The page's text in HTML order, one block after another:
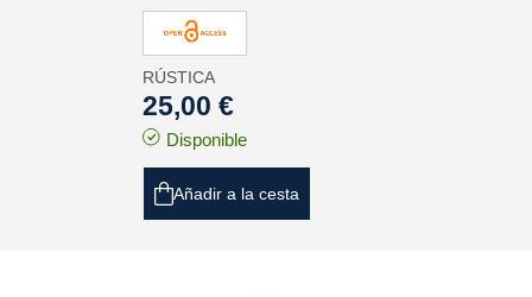
RÚSTICA
25,00 €
Disponible
Añadir a la cesta